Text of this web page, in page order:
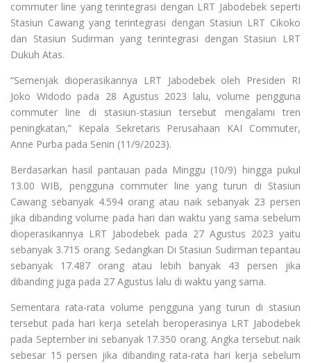
commuter line yang terintegrasi dengan LRT Jabodebek seperti
Stasiun Cawang yang terintegrasi dengan Stasiun LRT Cikoko
dan Stasiun Sudirman yang terintegrasi dengan Stasiun LRT
Dukuh Atas.
“Semenjak dioperasikannya LRT Jabodebek oleh Presiden RI
Joko Widodo pada 28 Agustus 2023 lalu, volume pengguna
commuter line di stasiun-stasiun tersebut mengalami tren
peningkatan,” Kepala Sekretaris Perusahaan KAI Commuter,
Anne Purba pada Senin (11/9/2023).
Berdasarkan hasil pantauan pada Minggu (10/9) hingga pukul
13.00 WIB, pengguna commuter line yang turun di Stasiun
Cawang sebanyak 4.594 orang atau naik sebanyak 23 persen
jika dibanding volume pada hari dan waktu yang sama sebelum
dioperasikannya LRT Jabodebek pada 27 Agustus 2023 yaitu
sebanyak 3.715 orang. Sedangkan Di Stasiun Sudirman tepantau
sebanyak 17.487 orang atau lebih banyak 43 persen jika
dibanding juga pada 27 Agustus lalu di waktu yang sama.
Sementara rata-rata volume pengguna yang turun di stasiun
tersebut pada hari kerja setelah beroperasinya LRT Jabodebek
pada September ini sebanyak 17.350 orang. Angka tersebut naik
sebesar 15 persen jika dibanding rata-rata hari kerja sebelum